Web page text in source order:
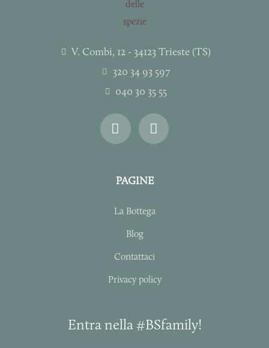
V. Combi, 12 - 34123 Trieste (TS)
320 34 93 597
040 30 35 55
I
n
s
a
g
a
F
a
c
b
o
k
PAGINE
La Bottega
Blog
Contattaci
Privacy policy
Entra nella #BSfamily!